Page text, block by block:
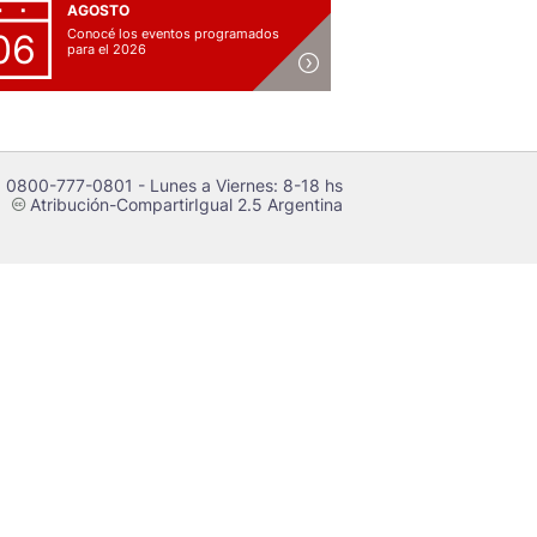
AGOSTO
Conocé los eventos programados
para el 2026
0800-777-0801 - Lunes a Viernes: 8-18 hs
cAtribución-CompartirIgual 2.5 Argentina